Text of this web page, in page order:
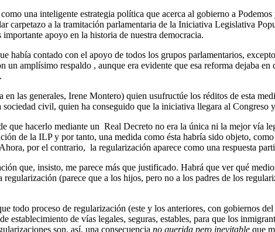
una inteligente estrategia política que acerca al gobierno a
carpetazo a la tramitación parlamentaria de la Iniciativa Legislativa
apoyo en la historia de nuestra democracia.
había contado con el apoyo de todos los grupos parlamentarios,
amplísimo respaldo , aunque era evidente que esa reforma dejaba en
las generales, Irene Montero) quien usufructúe los réditos de esta
civil, quien ha conseguido que la iniciativa llegara al Congreso
que hacerlo mediante un Real Decreto no era la única ni la mejor vía
de la ILP y por tanto, una medida como ésta habría sido objeto,
por el contrario, la regularización aparece como una respuesta
que, insisto, me parece más que justificado. Habrá que ver qué
(parece que a los hijos, pero no a los padres de los
todo proceso de regularización (este y los anteriores, con gobiernos
establecimiento de vías legales, seguras, estables, para que los
son, así, una consecuencia no querida pero inevitable que